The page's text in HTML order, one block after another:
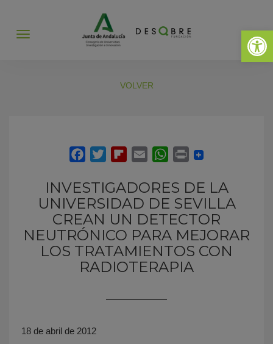
Abrir
Abrir
VOLVER
INVESTIGADORES DE LA
UNIVERSIDAD DE SEVILLA
CREAN UN DETECTOR
NEUTRÓNICO PARA MEJORAR
LOS TRATAMIENTOS CON
RADIOTERAPIA
18 de abril de 2012